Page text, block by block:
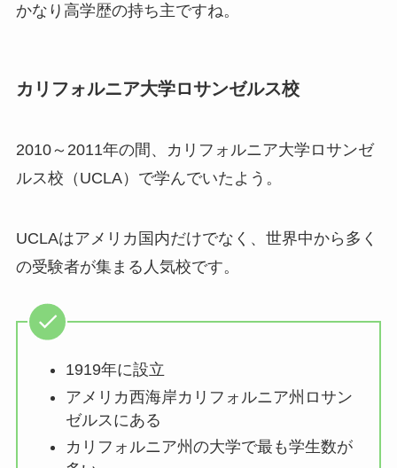
かなり高学歴の持ち主ですね。
カリフォルニア大学ロサンゼルス校
2010～2011年の間、カリフォルニア大学ロサンゼ
ルス校（UCLA）で学んでいたよう。
UCLAはアメリカ国内だけでなく、世界中から多く
の受験者が集まる人気校です。
1919年に設立
アメリカ西海岸カリフォルニア州ロサン
ゼルスにある
カリフォルニア州の大学で最も学生数が